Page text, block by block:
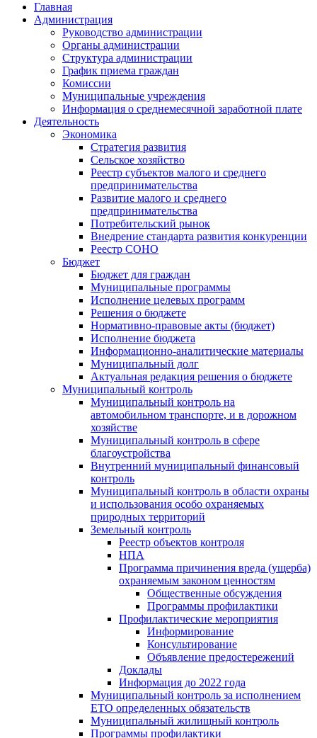
Главная
Администрация
Руководство администрации
Органы администрации
Структура администрации
График приема граждан
Комиссии
Муниципальные учреждения
Информация о среднемесячной заработной плате
Деятельность
Экономика
Стратегия развития
Сельское хозяйство
Реестр субъектов малого и среднего
предпринимательства
Развитие малого и среднего
предпринимательства
Потребительский рынок
Внедрение стандарта развития конкуренции
Реестр СОНО
Бюджет
Бюджет для граждан
Муниципальные программы
Исполнение целевых программ
Решения о бюджете
Нормативно-правовые акты (бюджет)
Исполнение бюджета
Информационно-аналитические материалы
Муниципальный долг
Актуальная редакция решения о бюджете
Муниципальный контроль
Муниципальный контроль на
автомобильном транспорте, и в дорожном
хозяйстве
Муниципальный контроль в сфере
благоустройства
Внутренний муниципальный финансовый
контроль
Муниципальный контроль в области охраны
и использования особо охраняемых
природных территорий
Земельный контроль
Реестр объектов контроля
НПА
Программа причинения вреда (ущерба)
охраняемым законом ценностям
Общественные обсуждения
Программы профилактики
Профилактические мероприятия
Информирование
Консультирование
Объявление предостережений
Доклады
Информация до 2022 года
Муниципальный контроль за исполнением
ЕТО определенных обязательств
Муниципальный жилищный контроль
Программы профилактики